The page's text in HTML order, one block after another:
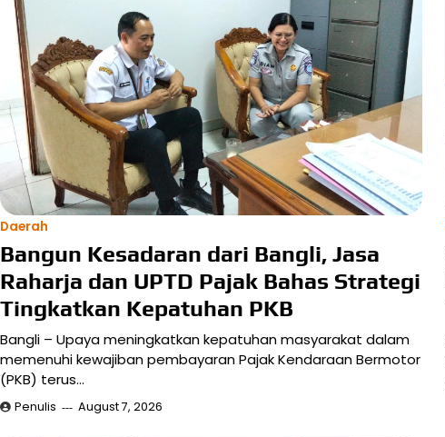
Daerah
Bangun Kesadaran dari Bangli, Jasa
Raharja dan UPTD Pajak Bahas Strategi
Tingkatkan Kepatuhan PKB
Bangli – Upaya meningkatkan kepatuhan masyarakat dalam
memenuhi kewajiban pembayaran Pajak Kendaraan Bermotor
(PKB) terus…
Penulis August 7, 2026